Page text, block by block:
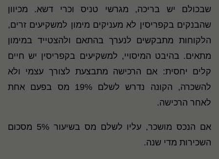
שבכולם יש בריכה, מגרשי טניס וכרי דשא. מכיוון
שהבנקים בקפריסין לא מעניקים מימון למשקיעים זרים,
הלקוחות מתבקשים לנערך בהתאם ולהצטייד במימון
מתאים. בהיבט המיסויי, למשקיעים בקפריסין יש חיים
קלים יחסית: אם הרכישה מתבצעת לצורך עצמי ולא
להשכרה, הקונה נדרש לשלם 19% מס בפעם אחת
לאחר הרכישה.
אם הנכס מושכר, עליו לשלם מס בשיעור 5% מסכום
השכירות מדי שנה.